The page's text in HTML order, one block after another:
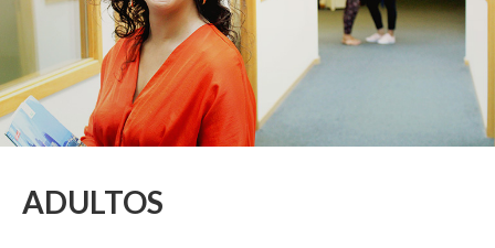
ADULTOS